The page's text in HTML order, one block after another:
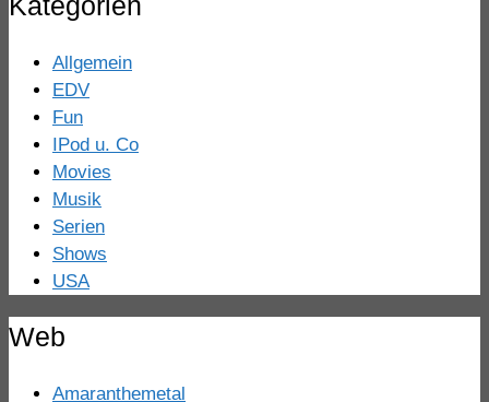
Allgemein
EDV
Fun
IPod u. Co
Movies
Musik
Serien
Shows
USA
Web
Amaranthemetal